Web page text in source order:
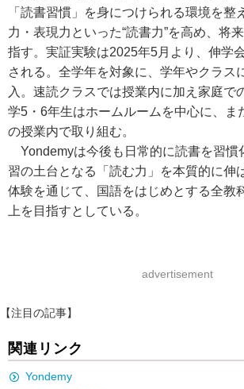
「読書習慣」を身につけられる環境を整
力・表現力といった“読書力”を高め、将
指す。実証実験は2025年5月より、伸学
される。全学年を対象に、学年やクラス
入。速読クラスでは授業内に加え家庭で
学5・6年生はホームルームを中心に、ま
の授業内で取り組む。
Yondemyは今後も日常的に読書を習慣
習の土台となる「読む力」を本質的に伸
体験を通じて、国語をはじめとする全教
上を目指すとしている。
advertisement
【注目の記事】
関連リンク
Yondemy